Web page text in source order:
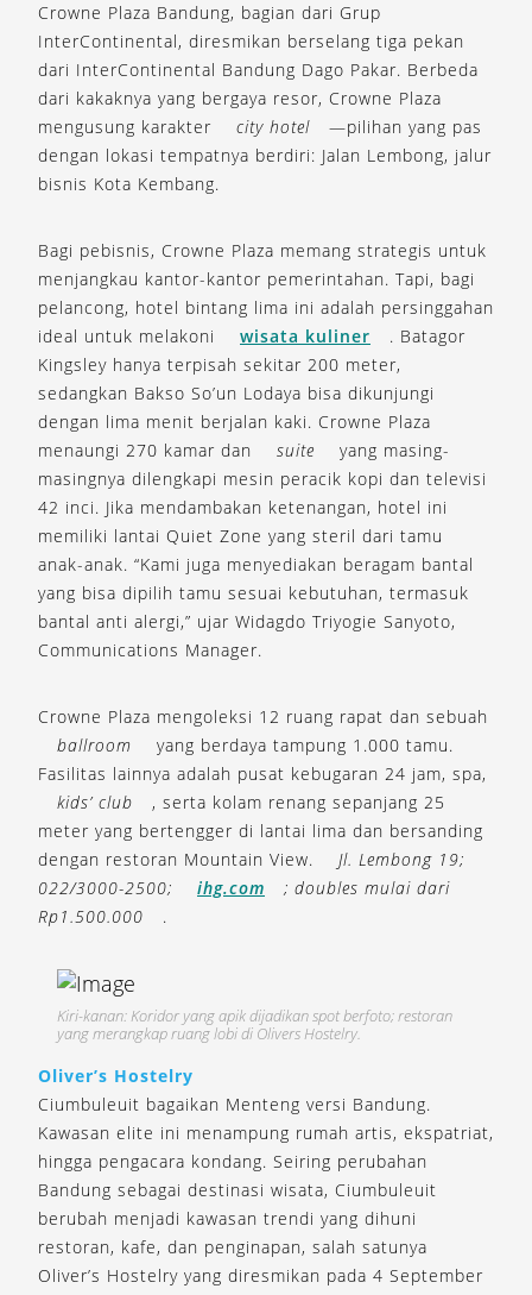
Crowne Plaza Bandung, bagian dari Grup
InterContinental, diresmikan berselang tiga pekan
dari InterContinental Bandung Dago Pakar. Berbeda
dari kakaknya yang bergaya resor, Crowne Plaza
mengusung karakter
city hotel
—pilihan yang pas
dengan lokasi tempatnya berdiri: Jalan Lembong, jalur
bisnis Kota Kembang.
Bagi pebisnis, Crowne Plaza memang strategis untuk
menjangkau kantor-kantor pemerintahan. Tapi, bagi
pelancong, hotel bintang lima ini adalah persinggahan
ideal untuk melakoni
wisata kuliner
. Batagor
Kingsley hanya terpisah sekitar 200 meter,
sedangkan Bakso So’un Lodaya bisa dikunjungi
dengan lima menit berjalan kaki. Crowne Plaza
menaungi 270 kamar dan
suite
yang masing-
masingnya dilengkapi mesin peracik kopi dan televisi
42 inci. Jika mendambakan ketenangan, hotel ini
memiliki lantai Quiet Zone yang steril dari tamu
anak-anak. “Kami juga menyediakan beragam bantal
yang bisa dipilih tamu sesuai kebutuhan, termasuk
bantal anti alergi,” ujar Widagdo Triyogie Sanyoto,
Communications Manager.
Crowne Plaza mengoleksi 12 ruang rapat dan sebuah
ballroom
yang berdaya tampung 1.000 tamu.
Fasilitas lainnya adalah pusat kebugaran 24 jam, spa,
kids’ club
, serta kolam renang sepanjang 25
meter yang bertengger di lantai lima dan bersanding
dengan restoran Mountain View.
Jl. Lembong 19;
022/3000-2500;
ihg.com
; doubles mulai dari
Rp1.500.000
.
Kiri-kanan: Koridor yang apik dijadikan spot berfoto; restoran
yang merangkap ruang lobi di Olivers Hostelry.
Oliver’s Hostelry
Ciumbuleuit bagaikan Menteng versi Bandung.
Kawasan elite ini menampung rumah artis, ekspatriat,
hingga pengacara kondang. Seiring perubahan
Bandung sebagai destinasi wisata, Ciumbuleuit
berubah menjadi kawasan trendi yang dihuni
restoran, kafe, dan penginapan, salah satunya
Oliver’s Hostelry yang diresmikan pada 4 September